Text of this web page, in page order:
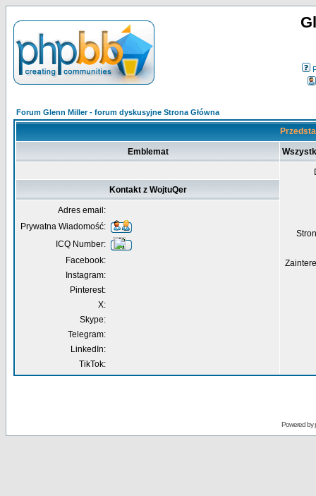
Forum Glenn Miller - forum dyskusyjne Strona Główna
Emblemat
Kontakt z WojtuQer
Adres email:
Prywatna Wiadomość:
ICQ Number:
Facebook:
Instagram:
Pinterest:
X:
Skype:
Telegram:
LinkedIn:
TikTok:
Powered by